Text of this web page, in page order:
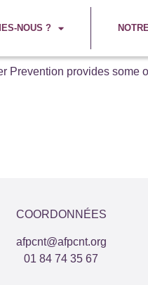
NOUS ?
Prevention provides some
COORDONNÉES
afpcnt@afpcnt.org
01 84 74 35 67